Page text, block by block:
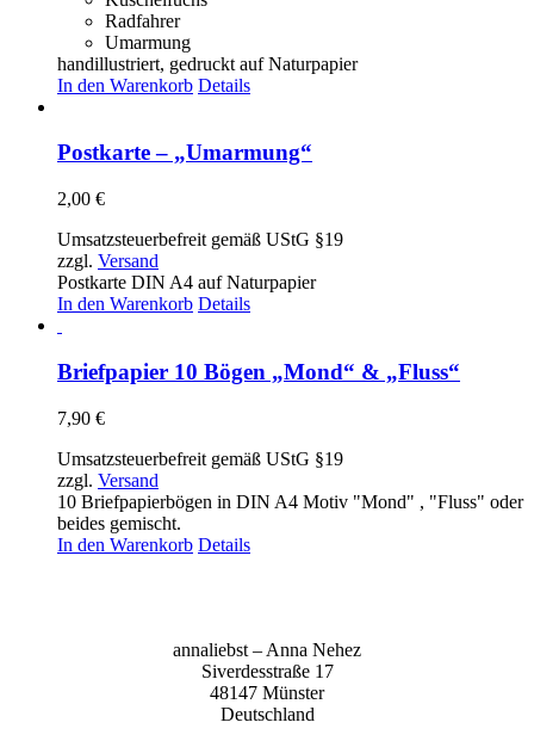
Radfahrer
Umarmung
handillustriert, gedruckt auf Naturpapier
In den Warenkorb Details
Postkarte – „Umarmung“
2,00 €
Umsatzsteuerbefreit gemäß UStG §19
zzgl. Versand
Postkarte DIN A4 auf Naturpapier
In den Warenkorb Details
Briefpapier 10 Bögen „Mond“ & „Fluss“
7,90 €
Umsatzsteuerbefreit gemäß UStG §19
zzgl. Versand
10 Briefpapierbögen in DIN A4 Motiv "Mond" , "Fluss" oder
beides gemischt.
In den Warenkorb Details
anna­liebst – Anna Nehez
Sive­r­des­stra­ße 17
48147 Müns­ter
Deutsch­land